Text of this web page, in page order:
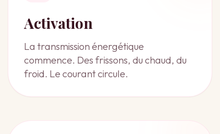
Activation
La transmission énergétique
commence. Des frissons, du chaud, du
froid. Le courant circule.